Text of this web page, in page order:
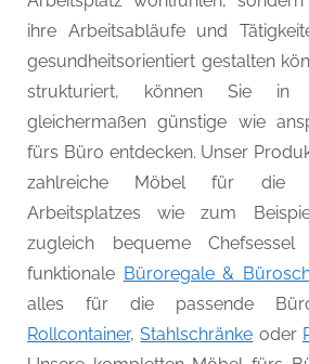
ihre Arbeitsabläufe und
gesundheitsorientiert gestalten
strukturiert, können Sie in
gleichermaßen günstige wie
fürs Büro entdecken. Unser
zahlreiche Möbel für die
Arbeitsplatzes wie zum
zugleich bequeme
funktionale Büroregale &
alles für die passende
Rollcontainer,Stahlschränke oder